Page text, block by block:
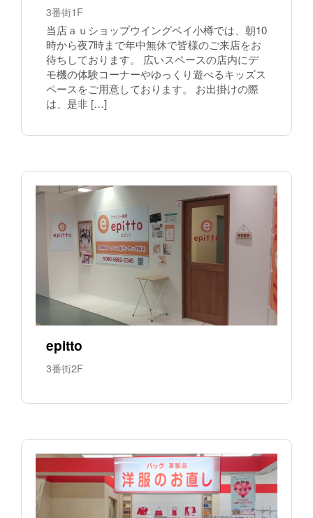
3番街1F
当店ａｕショップウイングベイ小樽では、朝10
時から夜7時まで年中無休で皆様のご来店をお
待ちしております。 広いスペースの店内にデ
モ機の体験コーナーやゆっくり遊べるキッズス
ペースをご用意しております。 お出掛けの際
は、是非 […]
epitto
3番街2F